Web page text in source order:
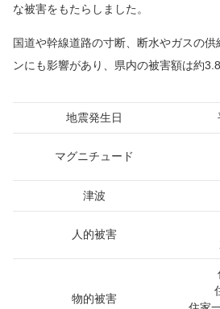
な被害をもたらしました。
国道や幹線道路の寸断、断水やガスの
ンにも影響があり、県内の被害額は約
地震発生日
マグニチュード
津波
人的被害
物的被害